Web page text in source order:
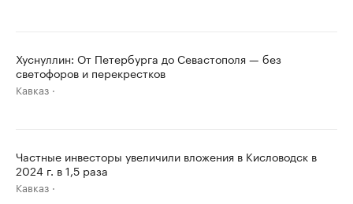
Хуснуллин: От Петербурга до Севастополя — без
светофоров и перекрестков
Кавказ
Частные инвесторы увеличили вложения в Кисловодск в
2024 г. в 1,5 раза
Кавказ